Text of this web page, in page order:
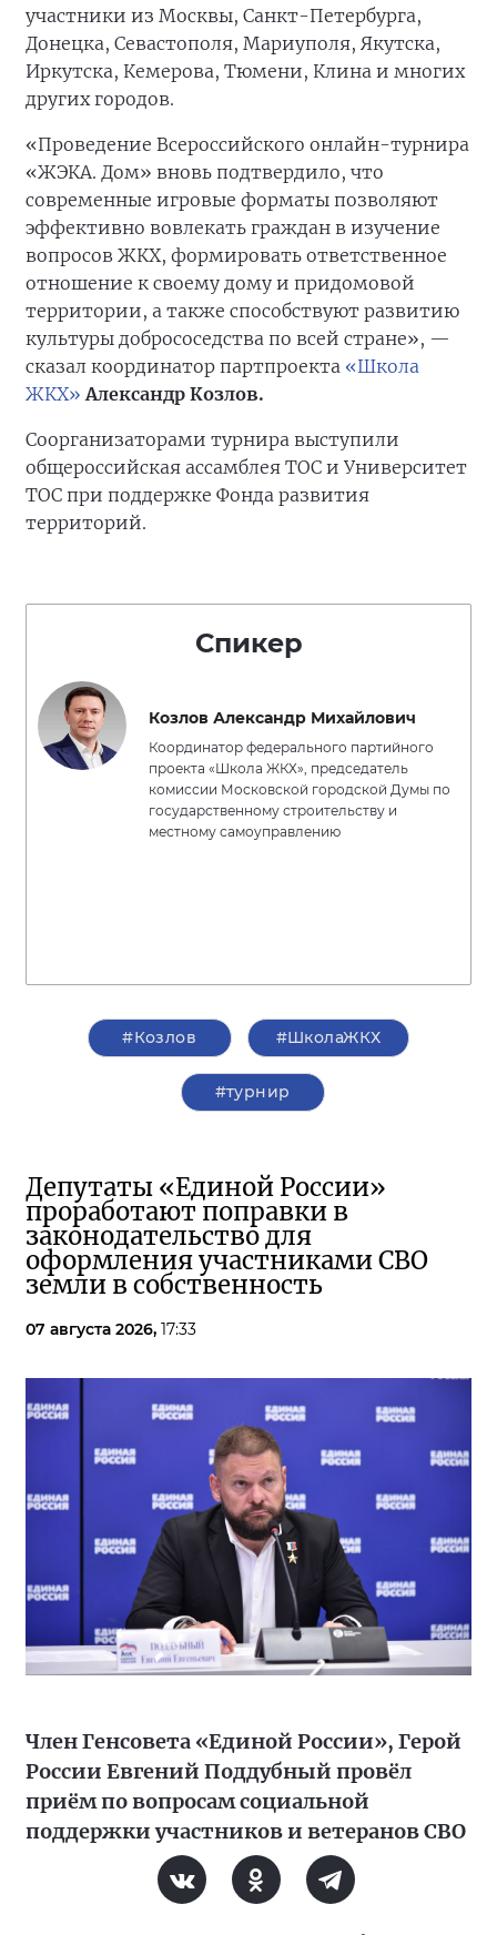
участники из Москвы, Санкт-Петербурга,
Донецка, Севастополя, Мариуполя, Якутска,
Иркутска, Кемерова, Тюмени, Клина и многих
других городов.
«Проведение Всероссийского онлайн-турнира
«ЖЭКА. Дом» вновь подтвердило, что
современные игровые форматы позволяют
эффективно вовлекать граждан в изучение
вопросов ЖКХ, формировать ответственное
отношение к своему дому и придомовой
территории, а также способствуют развитию
культуры добрососедства по всей стране», —
сказал координатор партпроекта «Школа
ЖКХ» Александр Козлов.
Соорганизаторами турнира выступили
общероссийская ассамблея ТОС и Университет
ТОС при поддержке Фонда развития
территорий.
Спикер
Козлов Александр Михайлович
Координатор федерального партийного
проекта «Школа ЖКХ», председатель
комиссии Московской городской Думы по
государственному строительству и
местному самоуправлению
#Козлов #ШколаЖКХ
#турнир
Депутаты «Единой России»
проработают поправки в
законодательство для
оформления участниками СВО
земли в собственность
07 августа 2026, 17:33
Член Генсовета «Единой России», Герой
России Евгений Поддубный провёл
приём по вопросам социальной
поддержки участников и ветеранов СВО